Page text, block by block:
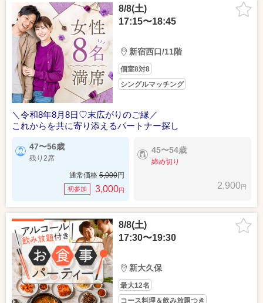
8/8(土)
17:15〜18:45
新宿西口/11階
個室8対8
シングルマッチング
＼令和8年8月8日♡末広がりのご縁／
これからを共に寄り添えるパートナー探し
47〜56歳
残り2席
通常価格 5,000円
初参加 3,000円
45〜54歳
締め切り
2,900円
8/8(土)
17:30〜19:30
新大久保
最大12名
コース料理＆飲み放題つき